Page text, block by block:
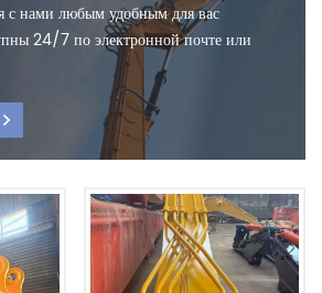
с нами любым удобным для вас
24/7 по электронной почте или